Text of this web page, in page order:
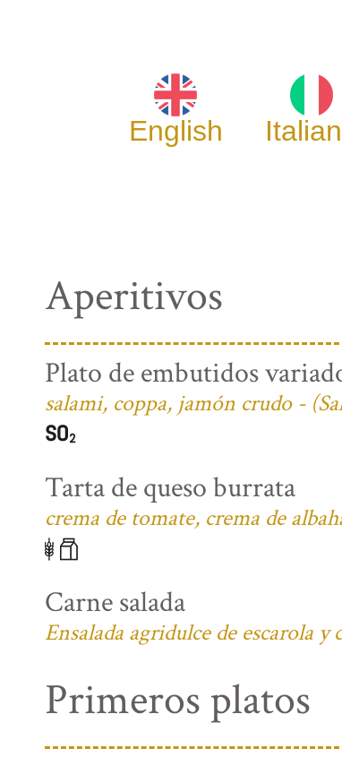
English
Aperitivos
Plato de embutidos
salami, coppa, jamón crudo -
Tarta de queso burrata
crema de tomate, crema de
Carne salada
Ensalada agridulce de escarola y
Primeros platos